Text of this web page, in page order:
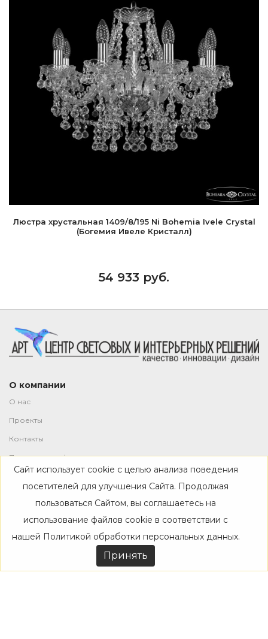
Люстра хрустальная 1409/8/195 Ni Bohemia Ivele Crystal
(Богемия Ивеле Кристалл)
54 933 руб.
О компании
О нас
Проекты
Контакты
Политика конфиденциальности
Магазин
Каталог
Дизайнерам
Акции
Сайт использует cookie с целью анализа поведения
посетителей для улучшения Сайта. Продолжая
пользоваться Сайтом, вы соглашаетесь на
использование файлов cookie в соответствии с
нашей Политикой обработки персональных данных.
Принять